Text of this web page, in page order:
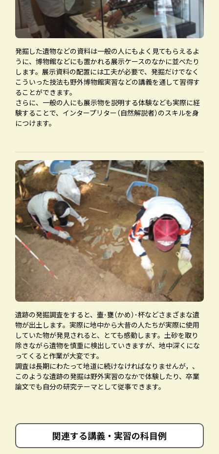
発掘した遺物などの資料は一般の人にもよく見てもらえるよ
うに、博物館などにも置かれる展示ケースのなかに並べたり
します。展示資料の配置には工夫が必要で、発掘だけでなく
こういった技法も野外博物館実習などの講義を通して習得す
ることができます。
さらに、一般の人にも展示物を説明する体験なども実際に経
験することで、インタープリター（自然解説者）のスキルを身
につけます。
遺跡の発掘調査をすると、壷･甕（かめ）･杯などさまざまな遺
物が出土します。実際に地中から大昔の人たちが実際に使用
していた物が発見されると、とても感動します。土砂を取り
除きながら遺物を慎重に検出していきますが、地中深くにな
ってくると作業が大変です。
調査は長期にわたって地道に続けなければなりませんが，、
このような遺跡の発掘は野外実習のなかで体験したり、卒業
論文でも自分の研究テーマとして従事できます。
関連する講義・ 実習の科目例